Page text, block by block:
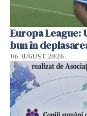
Europa League:
bun în
06 AUGUST 2026